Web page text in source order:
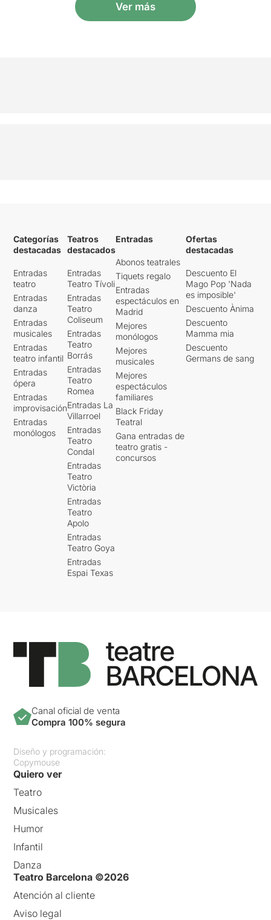
Ver más
Categorías
destacadas
Entradas
teatro
Entradas
danza
Entradas
musicales
Entradas
teatro infantil
Entradas
ópera
Entradas
improvisación
Entradas
monólogos
Teatros
destacados
Entradas
Teatro Tívoli
Entradas
Teatro
Coliseum
Entradas
Teatro
Borrás
Entradas
Teatro
Romea
Entradas La
Villarroel
Entradas
Teatro
Condal
Entradas
Teatro
Victòria
Entradas
Teatro
Apolo
Entradas
Teatro Goya
Entradas
Espai Texas
Entradas
Abonos teatrales
Tiquets regalo
Entradas
espectáculos en
Madrid
Mejores
monólogos
Mejores
musicales
Mejores
espectáculos
familiares
Black Friday
Teatral
Gana entradas de
teatro gratis -
concursos
Ofertas
destacadas
Descuento El
Mago Pop 'Nada
es imposible'
Descuento Ànima
Descuento
Mamma mia
Descuento
Germans de sang
Canal oficial de venta
Compra 100% segura
Diseño y programación:
Copymouse
Quiero ver
Teatro
Musicales
Humor
Infantil
Danza
Teatro Barcelona ©2026
Atención al cliente
Aviso legal